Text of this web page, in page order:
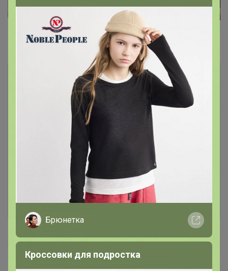
Комментарии 17
Чтобы написать комментарий необходимо
авторизоваться на сайте!
Это займет меньше минуты
Войти Зарегистрироваться
Брюнетка
Кроссовки для подростка